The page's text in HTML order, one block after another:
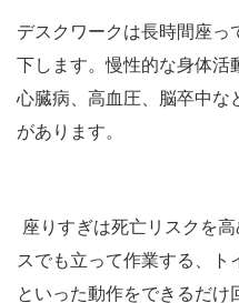
デスクワークは長時間座
下します。慢性的な身体活
心臓病、高血圧、脳卒中な
があります。
座りすぎは死亡リスクを
スでも立って作業する、ト
といった動作をできるだけ